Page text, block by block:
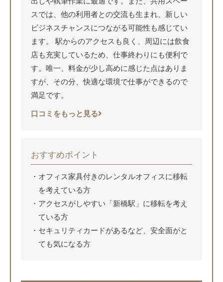
スでは、他の利用者との交流も生まれ、新しい
ビジネスチャンスにつながる可能性も感じてい
ます。 駅からのアクセスも良く、周辺には飲食
店も充実しているため、仕事終わりにも便利で
す。唯一、料金が少し高めに感じた点はありま
すが、その分、快適な環境で仕事ができるので
満足です。
口コミをもっと見る
おすすめポイント
オフィス家具付きのレンタルオフィスに移転
を考えている方
アクセスがしやすい「新橋駅」に移転を考え
ている方
セキュリティカードがあるなど、安全面がと
ても気になる方